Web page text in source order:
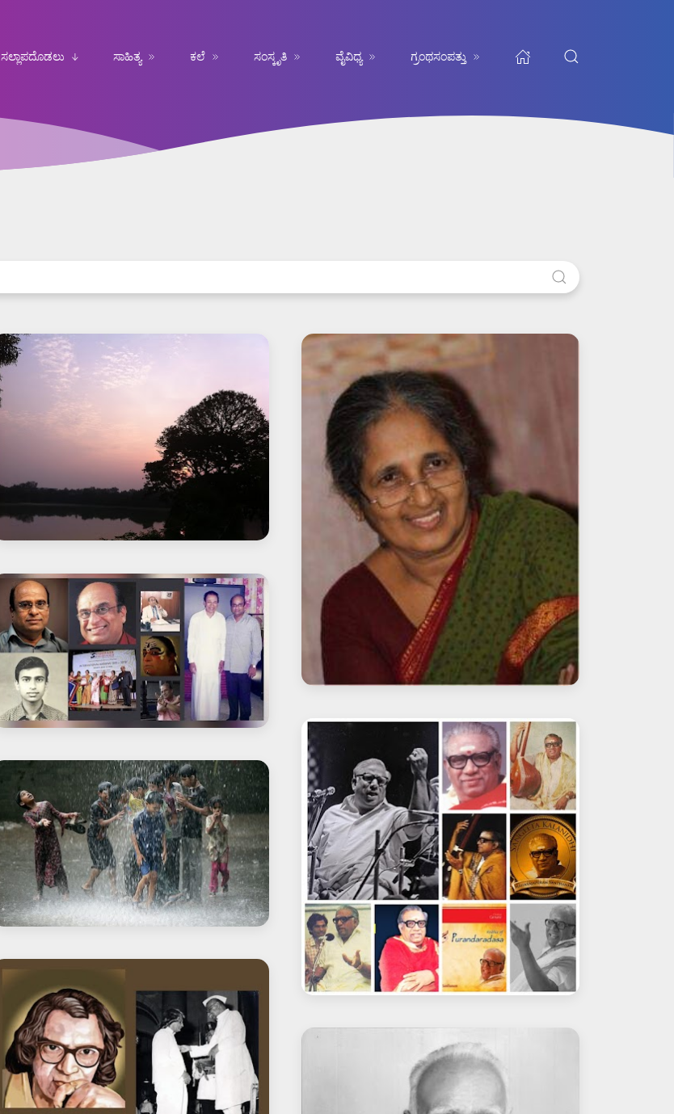
ಸಲ್ಲಾಪದೊಡಲು ಸಾಹಿತ್ಯ ಕಲೆ ಸಂಸ್ಕೃತಿ ವೈವಿಧ್ಯ ಗ್ರಂಥಸಂಪತ್ತು